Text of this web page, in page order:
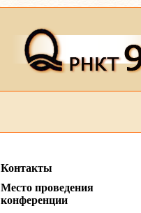
Контакты
Место проведения
конференции